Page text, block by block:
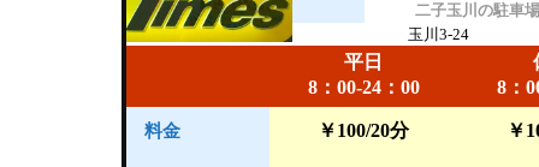
二子玉川の駐車
玉川3-24
平日
8：00-24：00
8：
料金 ￥100/20分 ￥